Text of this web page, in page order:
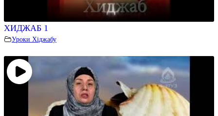
ХИДЖАБ 1
Уроки Хіджабу